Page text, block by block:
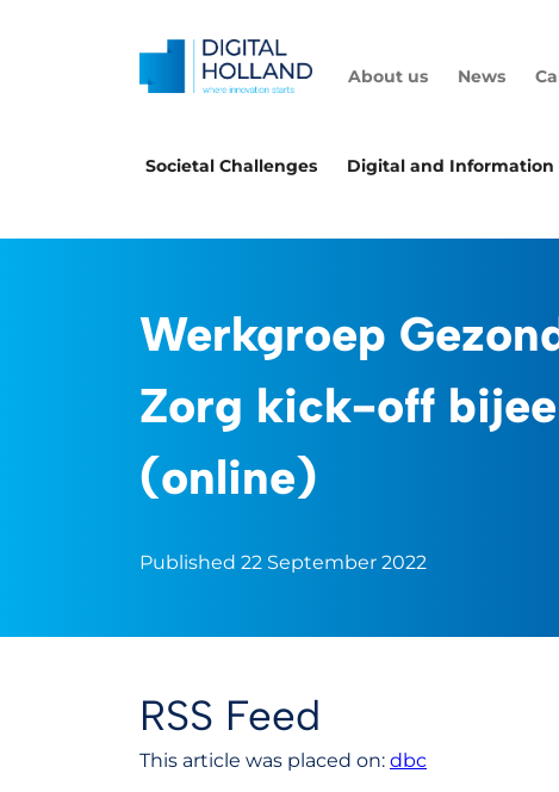
About us News
Societal Challenges Digital and Information
Werkgroep
Zorg kick-off
(online)
Published 22 September 2022
RSS Feed
This article was placed on: dbc